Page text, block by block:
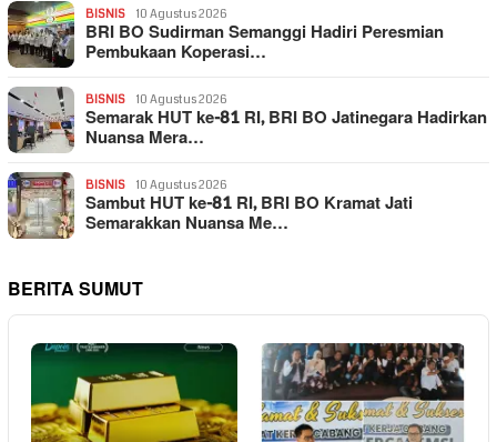
BISNIS 10 Agustus 2026
BRI BO Sudirman Semanggi Hadiri Peresmian
Pembukaan Koperasi…
BISNIS 10 Agustus 2026
Semarak HUT ke-81 RI, BRI BO Jatinegara Hadirkan
Nuansa Mera…
BISNIS 10 Agustus 2026
Sambut HUT ke-81 RI, BRI BO Kramat Jati
Semarakkan Nuansa Me…
BERITA SUMUT